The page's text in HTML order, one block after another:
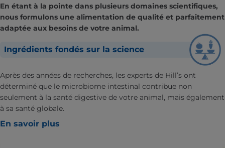
En étant à la pointe dans plusieurs domaines scientifiques,
nous formulons une alimentation de qualité et parfaitement
adaptée aux besoins de votre animal.
Ingrédients fondés sur la science
Après des années de recherches, les experts de Hill’s ont
déterminé que le microbiome intestinal contribue non
seulement à la santé digestive de votre animal, mais également
à sa santé globale.
En savoir plus